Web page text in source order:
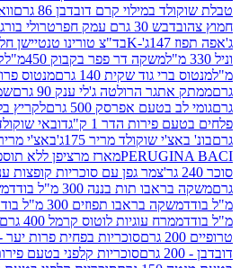
קרם דובדבן 86 גרם
דבש 30 גרם עמק חפר
טרולי בורגר מיני בודד 10 גרם
בד"צ טורינו טנטיישן חלב 189ג'
משקה דר פפר בקבוק 450מ"ל
גוד שקית 140 גרם
הרולטה ג'לי ענק 90 גרם
אפרסק 500 גרם
לקריץ בלוק לבן 1 ק"ג
הדר 1 ק"ג
שוקולד מריר 175ג'
מארז מרציפן ללא תוספת סוכר 30 גרם
תות בננה 300 מ"ל בודד
בראבו תפוזים 300 מ"ל בודד
עוגיות לוטוס קרמל 400 גרם
סוכריות
סוכריות בפחית פרות יער - 175 גרם
סוכריות קלפני בטעם פירות 150 גרם